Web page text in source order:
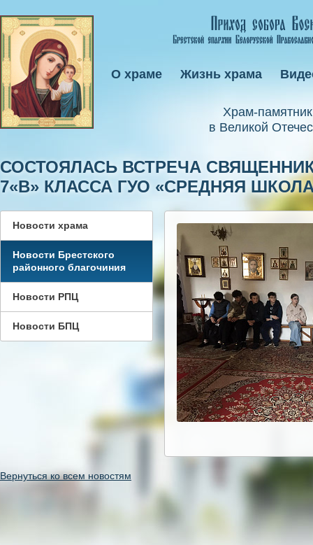
Xрам-
в Великой
О храме Жизнь храма
СОСТОЯЛАСЬ ВСТРЕЧА
7«В» КЛАССА ГУО «СРЕДНЯЯ
Новости храма
Новости Брестского
районного благочиния
Новости РПЦ
Новости БПЦ
Вернуться ко всем новостям